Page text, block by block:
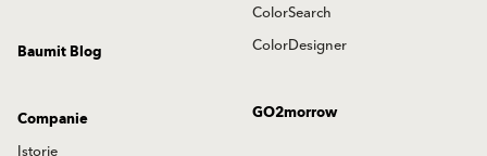
ColorSearch
ColorDesigner
Baumit Blog
GO2morrow
Companie